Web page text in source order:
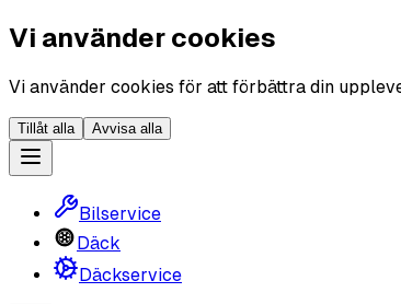
Vi använder cookies
Vi använder cookies för att förbättra din
Tillåt alla Avvisa alla
Bilservice
Däck
Däckservice